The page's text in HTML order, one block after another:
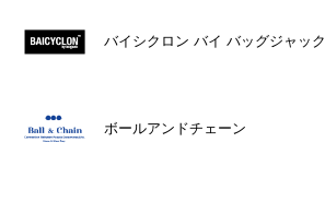
バイシクロン バイ バッグジャック
ボールアンドチェーン